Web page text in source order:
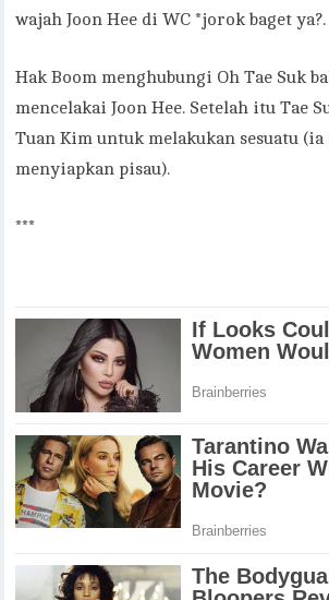
wajah Joon Hee di WC *jorok baget ya?.
Hak Boom menghubungi Oh Tae Suk
mencelakai Joon Hee. Setelah itu Tae
Tuan Kim untuk melakukan sesuatu (ia
menyiapkan pisau).
***